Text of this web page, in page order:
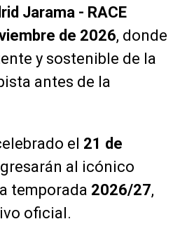
Jarama - RACE
de 2026, donde
y sostenible de la
antes de la
el 21 de
al icónico
temporada 2026/27,
oficial.